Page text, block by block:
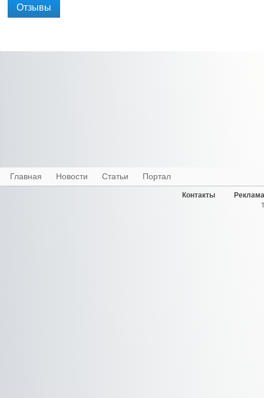
Отзывы
Главная Новости Статьи Портал
Контакты